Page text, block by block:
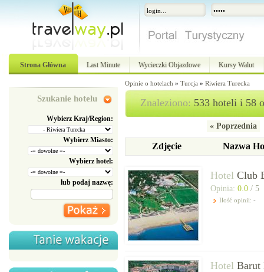
Strona Główna Last Minute Wycieczki Objazdowe Kursy Walut
Szukanie hotelu
Wybierz Kraj/Region:
Wybierz Miasto:
Wybierz hotel:
lub podaj nazwę:
Opinie o hotelach » Turcja » Riwiera Turecka
Znaleziono:533 hoteli i 58
« Poprzednia
Zdjęcie Nazwa
Hotel Club
Opinia: 0.0 / 5
Ilość opinii: -
Hotel Barut